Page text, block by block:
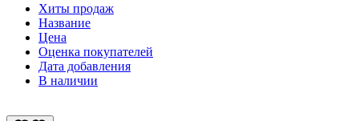
Хиты продаж
Название
Цена
Оценка покупателей
Дата добавления
В наличии